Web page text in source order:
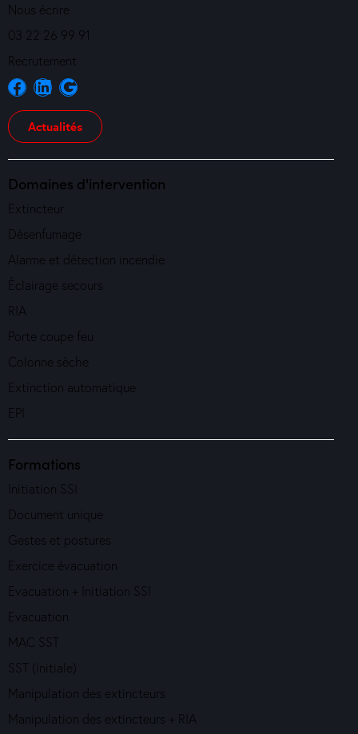
Nous écrire
03 22 26 99 91
Recrutement
Actualités
Domaines d'intervention
Extincteur
Désenfumage
Alarme et détection incendie
Éclairage secours
RIA
Porte coupe feu
Colonne sèche
Extinction automatique
EPI
Formations
Initiation SSI
Document unique
Gestes et postures
Exercice évacuation
Evacuation + Initiation SSI
Evacuation
MAC SST
SST (initiale)
Manipulation des extincteurs
Manipulation des extincteurs + RIA